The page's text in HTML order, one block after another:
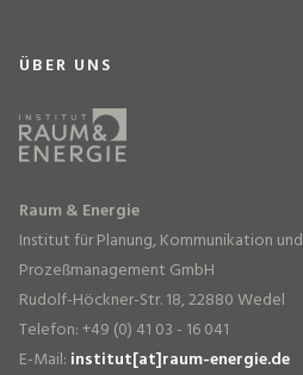
ÜBER UNS
Raum & Energie
Institut für Planung, Kommunikation und
Prozeßmanagement GmbH
Rudolf-Höckner-Str. 18, 22880 Wedel
Telefon: +49 (0) 41 03 - 16 041
E-Mail: institut[at]raum-energie.de